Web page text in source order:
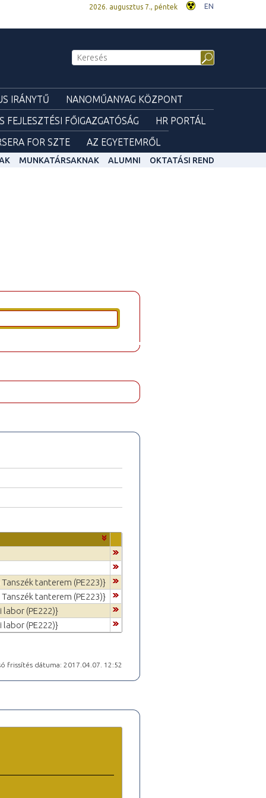
2026. augusztus 7., péntek EN
IRÁNYTŰ
NANOMŰANYAG KÖZPONT
FEJLESZTÉSI FŐIGAZGATÓSÁG
HR PORTÁL
FOR SZTE AZ EGYETEMRŐL
MUNKATÁRSAKNAK ALUMNI OKTATÁSI REND
tanterem (PE223)}
tanterem (PE223)}
labor (PE222)}
labor (PE222)}
frissítés dátuma: 2017.04.07. 12:52